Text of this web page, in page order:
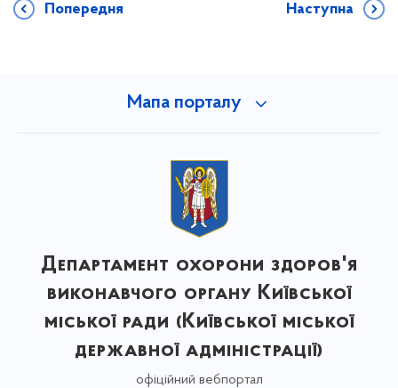
Попередня Наступна
Мапа порталу
Департамент охорони здоров'я
виконавчого органу Київської
міської ради (Київської міської
державної адміністрації)
офіційний вебпортал